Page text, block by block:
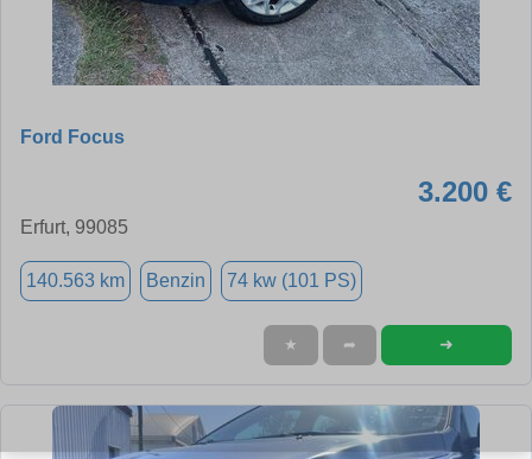
Ford Focus
3.200 €
Erfurt, 99085
140.563 km Benzin 74 kw (101 PS)
★ ➦ ➜